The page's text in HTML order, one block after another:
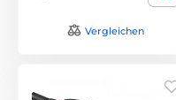
Vergleichen